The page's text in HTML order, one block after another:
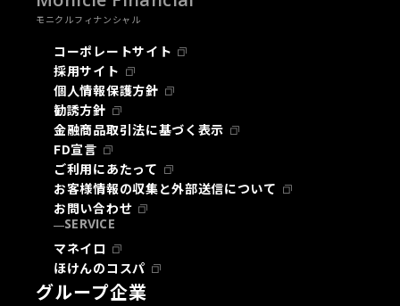
モニクルフィナンシャル
コーポレートサイト
採用サイト
個人情報保護方針
勧誘方針
金融商品取引法に基づく表示
FD宣言
ご利用にあたって
お客様情報の収集と外部送信について
お問い合わせ
SERVICE
マネイロ
ほけんのコスパ
グループ企業